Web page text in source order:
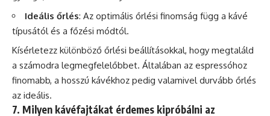
Ideális őrlés: Az optimális őrlési finomság függ a kávé
típusától és a főzési módtól.
Kísérletezz különböző őrlési beállításokkal, hogy megtaláld
a számodra legmegfelelőbbet. Általában az espressóhoz
finomabb, a hosszú kávékhoz pedig valamivel durvább őrlés
az ideális.
7. Milyen kávéfajtákat érdemes kipróbálni az